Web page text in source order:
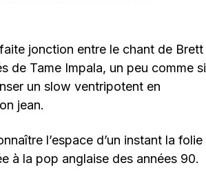
jonction entre le chant de Brett
de Tame Impala, un peu comme si
un slow ventripotent en
jean.
l’espace d’un instant la folie
à la pop anglaise des années 90.